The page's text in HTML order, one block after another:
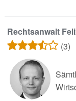
Rechtsanwalt
(3)